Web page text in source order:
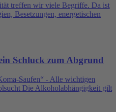
treffen wir viele Begriffe. Da ist
Besetzungen, energetischen
Schluck zum Abgrund
Saufen“ - Alle wichtigen
Die Alkoholabhängigkeit gilt